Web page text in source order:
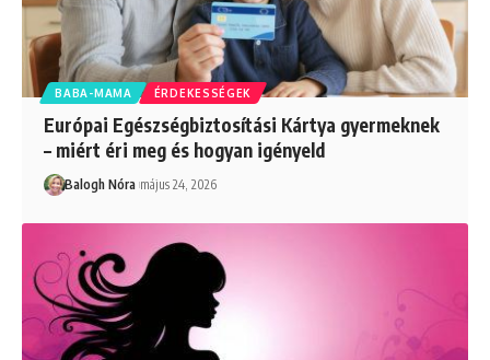
BABA-MAMA ÉRDEKESSÉGEK
Európai Egészségbiztosítási Kártya gyermeknek
– miért éri meg és hogyan igényeld
Balogh Nóra május 24, 2026